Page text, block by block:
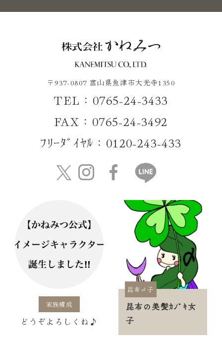
〒937-0807 富山県魚津市大光寺1350
TEL：0765-24-3433
FAX：0765-24-3492
ﾌﾘｰﾀﾞｲﾔﾙ：0120-243-433
家族構成
どうぞよろしくね♪
昆布〆子
昆布の美髪ｶｼﾞｷ女
子